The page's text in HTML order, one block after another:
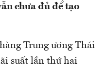
chưa đủ để tạo
Trung ương Thái
suất lần thứ hai